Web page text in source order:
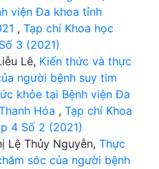
viện Đa khoa tỉnh
, Tạp chí Khoa học
3 (2021)
Lê, Kiến thức và thực
người bệnh suy tim
khỏe tại Bệnh viện Đa
Hóa , Tạp chí Khoa
4 Số 2 (2021)
Lệ Thủy Nguyễn, Thực
sóc của người bệnh